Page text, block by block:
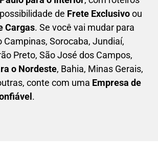
de Frete Exclusivoou
Cargas. Se você vai mudar para
Campinas, Sorocaba, Jundiaí,
Preto, São José dos Campos,
o Nordeste, Bahia, Minas Gerais,
conte com uma Empresa de
.